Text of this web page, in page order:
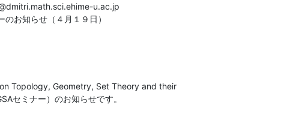
u.ac.jp
お知らせ（４月１９日）
Topology, Geometry, Set Theory and their
セミナー）のお知らせです。